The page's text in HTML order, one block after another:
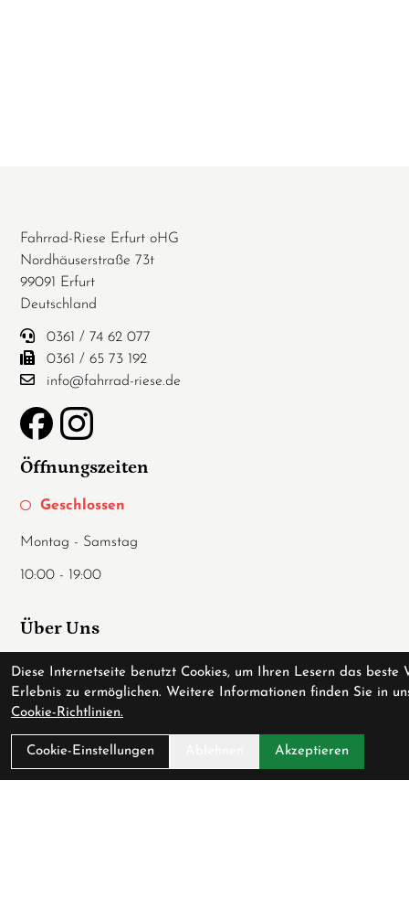
Fahrrad-Riese Erfurt oHG
Nordhäuserstraße 73t
99091 Erfurt
Deutschland
0361 / 74 62 077
0361 / 65 73 192
info@fahrrad-riese.de
Öffnungszeiten
Geschlossen
Montag - Samstag
10:00 - 19:00
Über Uns
Ladengeschäft
Anfahrt
Datenschutz
Impressum
Diese Internetseite benutzt Cookies, um Ihren Lesern das beste
Erlebnis zu ermöglichen. Weitere Informationen finden Sie in
Cookie-Richtlinien.
Cookie-Einstellungen Akzeptieren